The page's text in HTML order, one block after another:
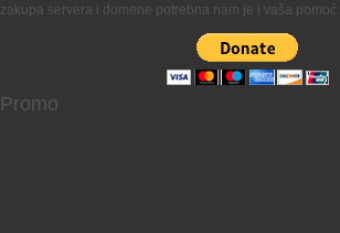
zakupa servera i domene potrebna nam je i vaša pomoć.
Promo